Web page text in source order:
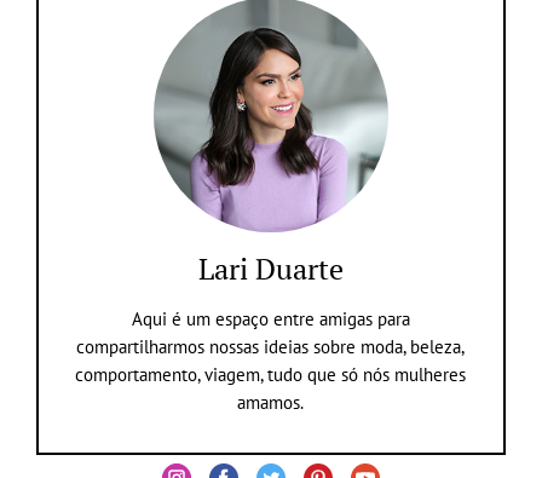
Lari Duarte
Aqui é um espaço entre amigas para
compartilharmos nossas ideias sobre moda, beleza,
comportamento, viagem, tudo que só nós mulheres
amamos.